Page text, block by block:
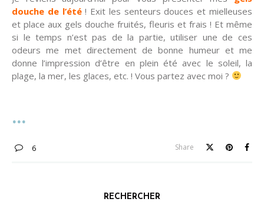
douche de l’été! Exit les senteurs douces et mielleuses
et place aux gels douche fruités, fleuris et frais ! Et même
si le temps n’est pas de la partie, utiliser une de ces
odeurs me met directement de bonne humeur et me
donne l’impression d’être en plein été avec le soleil, la
plage, la mer, les glaces, etc. ! Vous partez avec moi ?
6 Share
RECHERCHER